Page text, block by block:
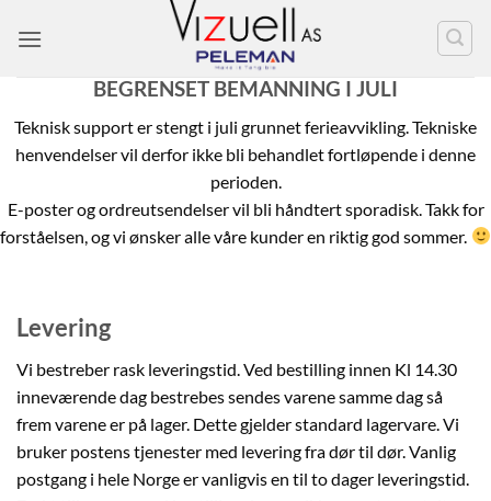
BEGRENSET BEMANNING I JULI
Teknisk support er stengt i juli grunnet ferieavvikling. Tekniske
henvendelser vil derfor ikke bli behandlet fortløpende i denne
perioden.
E-poster og ordreutsendelser vil bli håndtert sporadisk. Takk for
forståelsen, og vi ønsker alle våre kunder en riktig god sommer.
Levering
Vi bestreber rask leveringstid. Ved bestilling innen Kl 14.30
inneværende dag bestrebes sendes varene samme dag så
frem varene er på lager. Dette gjelder standard lagervare. Vi
bruker postens tjenester med levering fra dør til dør. Vanlig
postgang i hele Norge er vanligvis en til to dager leveringstid.